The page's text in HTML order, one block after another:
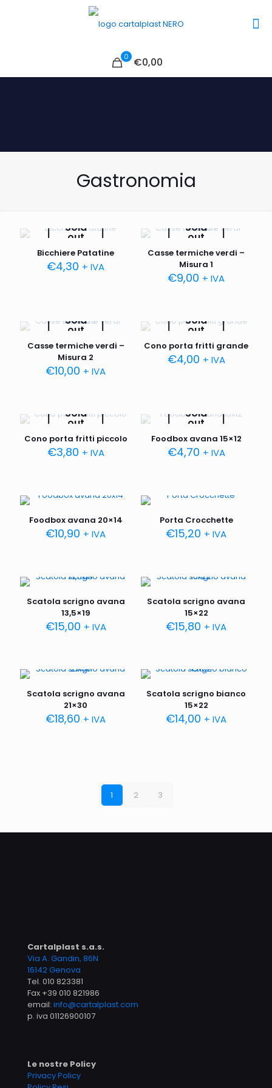
0 €0,00
Gastronomia
Sold
out
Bicchiere Patatine
€4,30 + IVA
Sold
out
Casse termiche verdi –
Misura 1
€9,00 + IVA
Sold
out
Casse termiche verdi –
Misura 2
€10,00 + IVA
Sold
out
Cono porta fritti grande
€4,00 + IVA
Sold
out
Cono porta fritti piccolo
€3,80 + IVA
Sold
out
Foodbox avana 15×12
€4,70 + IVA
Foodbox avana 20×14
€10,90 + IVA
Porta Crocchette
€15,20 + IVA
Scatola scrigno avana
13,5×19
€15,00 + IVA
Scatola scrigno avana
15×22
€15,80 + IVA
Scatola scrigno avana
21×30
€18,60 + IVA
Scatola scrigno bianco
15×22
€14,00 + IVA
1 2 3
Cartalplast s.a.s.
Via A. Gandin, 86N
16142 Genova
Tel. 010 823381
Fax +39 010 821986
email: info@cartalplast.com
p. iva 01126900107
Le nostre Policy
Privacy Policy